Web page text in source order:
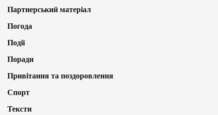
Партнерський матеріал
Погода
Події
Поради
Привітання та поздоровлення
Спорт
Тексти